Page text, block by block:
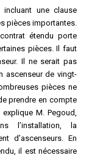
une clause
pièces importantes.
étendu porte
pièces. Il faut
Il ne serait pas
ascenseur de vingt-
pièces ne
prendre en compte
M. Pegoud,
l’installation, la
d’ascenseurs. En
il est nécessaire